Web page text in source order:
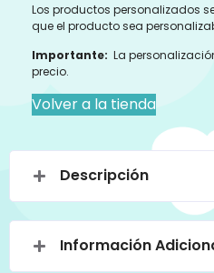
Los productos personalizados
que el producto sea
Importante: La
precio.
Volver a la tienda
Descripción
Información